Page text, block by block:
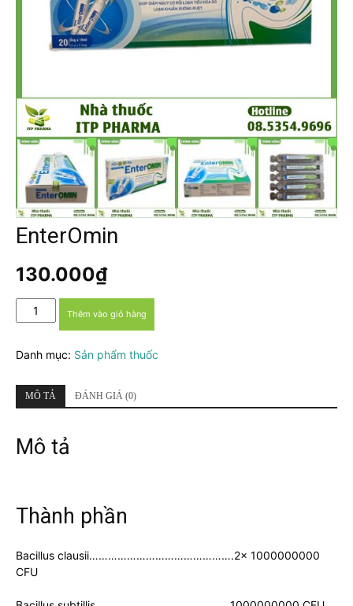
EnterOmin
130.000₫
EnterOmin
số
Thêm vào giỏ hàng
Danh mục: Sản phẩm thuốc
MÔ TẢ ĐÁNH GIÁ (0)
Mô tả
Thành phần
Bacillus clausii……………………………………….2x 1000000000
CFU